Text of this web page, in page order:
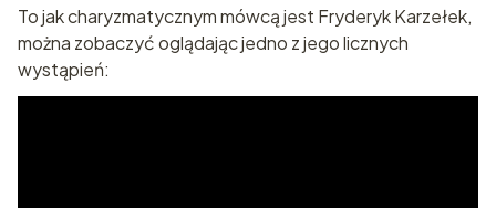
To jak charyzmatycznym mówcą jest Fryderyk Karzełek,
można zobaczyć oglądając jedno z jego licznych
wystąpień: